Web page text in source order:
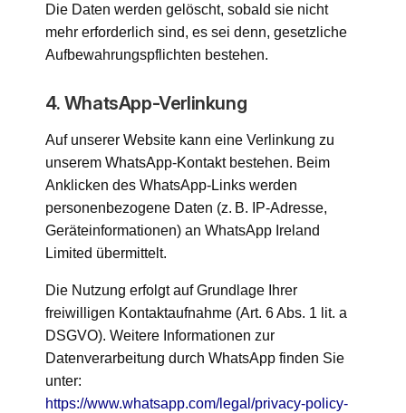
Die Daten werden gelöscht, sobald sie nicht
mehr erforderlich sind, es sei denn, gesetzliche
Aufbewahrungspflichten bestehen.
4. WhatsApp-Verlinkung
Auf unserer Website kann eine Verlinkung zu
unserem WhatsApp-Kontakt bestehen. Beim
Anklicken des WhatsApp-Links werden
personenbezogene Daten (z. B. IP-Adresse,
Geräteinformationen) an WhatsApp Ireland
Limited übermittelt.
Die Nutzung erfolgt auf Grundlage Ihrer
freiwilligen Kontaktaufnahme (Art. 6 Abs. 1 lit. a
DSGVO). Weitere Informationen zur
Datenverarbeitung durch WhatsApp finden Sie
unter:
https://www.whatsapp.com/legal/privacy-policy-